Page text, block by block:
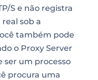
S e não registra
sob a
também pode
o Proxy Server
ser um processo
procura uma